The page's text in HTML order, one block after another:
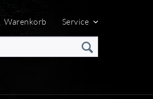
Warenkorb Service